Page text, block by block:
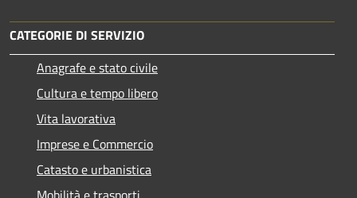
CATEGORIE DI SERVIZIO
Anagrafe e stato civile
Cultura e tempo libero
Vita lavorativa
Imprese e Commercio
Catasto e urbanistica